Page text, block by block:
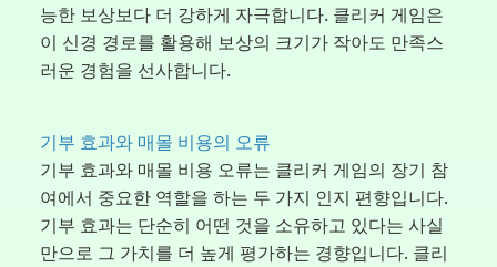
능한 보상보다 더 강하게 자극합니다. 클리커 게임은
이 신경 경로를 활용해 보상의 크기가 작아도 만족스
러운 경험을 선사합니다.
기부 효과와 매몰 비용의 오류
기부 효과와 매몰 비용 오류는 클리커 게임의 장기 참
여에서 중요한 역할을 하는 두 가지 인지 편향입니다.
기부 효과는 단순히 어떤 것을 소유하고 있다는 사실
만으로 그 가치를 더 높게 평가하는 경향입니다. 클리